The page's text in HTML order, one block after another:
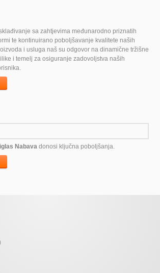
sa zahtjevima međunarodno priznatih
te kontinuirano poboljšavanje kvalitete naših
i usluga naš su odgovor na dinamične tržišne
i temelj za osiguranje zadovoljstva naših
Nabavadonosi ključna poboljšanja.